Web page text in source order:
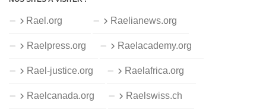
Rael.org Raelianews.org
Raelpress.org Raelacademy.org
Rael-justice.org Raelafrica.org
Raelcanada.org Raelswiss.ch